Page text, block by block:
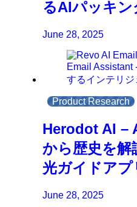
るAIパッキン
June 28, 2025
Product Research
Herodot AI –
から歴史を
光ガイドアプ
June 28, 2025